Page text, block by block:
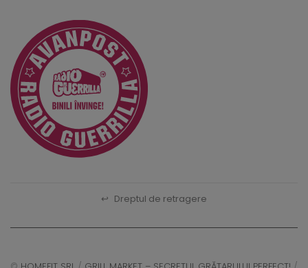
↩ Dreptul de retragere